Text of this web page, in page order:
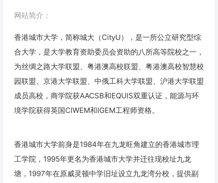
网站简介：
香港城市大学，简称城大（CityU），是一所公立研究型综
合大学，是大学教育资助委员会资助的八所高等院校之一，
为丝绸之路大学联盟、粤港澳高校联盟、粤港澳高校智慧校
园联盟、京港大学联盟、中俄工科大学联盟、沪港大学联盟
成员高校，商学院获AACSB和EQUIS双重认证，能源与环
境学院获得英国CIWEM和IGEM工程师资格。
香港城市大学前身是1984年在九龙旺角建立的香港城市理
工学院，1995年更名为香港城市大学并迁往现校址九龙
塘，1997年在原威灵顿中学旧址设立九龙湾分校，提供副